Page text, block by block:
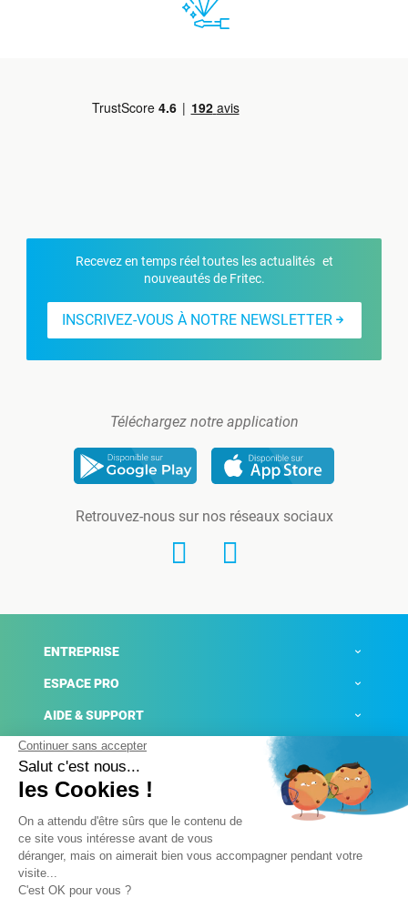
Recevez en temps réel toutes les actualités et
nouveautés de Fritec.
INSCRIVEZ-VOUS À NOTRE NEWSLETTER
Téléchargez notre application
Retrouvez-nous sur nos réseaux sociaux
ENTREPRISE
ESPACE PRO
AIDE & SUPPORT
ACTUALITÉS
Mentions légales